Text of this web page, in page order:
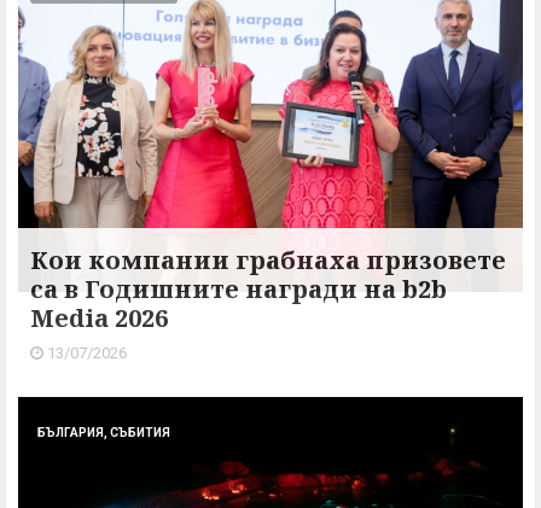
Кои компании грабнаха призовете
са в Годишните награди на b2b
Media 2026
13/07/2026
БЪЛГАРИЯ, СЪБИТИЯ